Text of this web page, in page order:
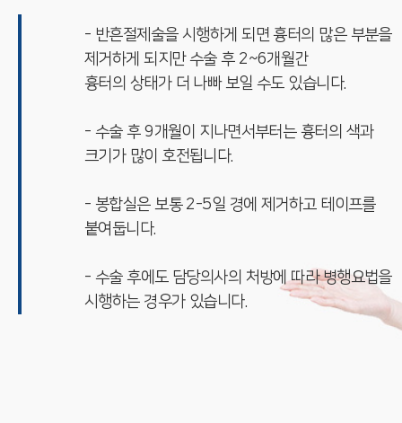
- 반흔절제술을 시행하게 되면 흉터의 많은 부분을
제거하게 되지만 수술 후 2~6개월간
흉터의 상태가 더 나빠 보일 수도 있습니다.
- 수술 후 9개월이 지나면서부터는 흉터의 색과
크기가 많이 호전됩니다.
- 봉합실은 보통 2-5일 경에 제거하고 테이프를
붙여둡니다.
- 수술 후에도 담당의사의 처방에 따라 병행요법을
시행하는 경우가 있습니다.